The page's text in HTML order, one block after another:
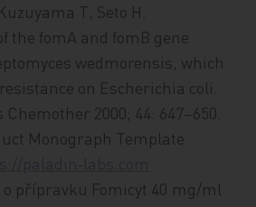
T, Seto H.
the fomA and fomB gene
wedmorensis, which
on Escherichia coli.
2000; 44: 647–650.
Monograph Template.
přípravku Fomicyt 40 mg/ml